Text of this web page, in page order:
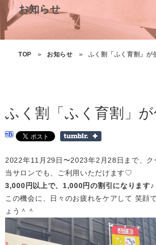
お知らせ
TOP お知らせ ふく割「ふく育割」が
ふく割「ふく育割」
2022年11月29日〜2023年2月28日まで、ク
当サロンでも、ご利用いただけます♡
3,000円以上で、1,000円の割引になります♪
この機会に、日々のお疲れをケアして 笑顔
ょう＾＾